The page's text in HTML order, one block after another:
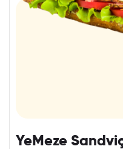
YeMeze